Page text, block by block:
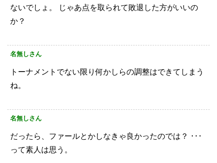
ないでしょ。
じゃあ点を取られて敗退した方がいいの
か？
名無しさん
トーナメントでない限り何かしらの調整はできてしまう
ね。
名無しさん
だったら、ファールとかしなきゃ良かったのでは？
･･･
って素人は思う。